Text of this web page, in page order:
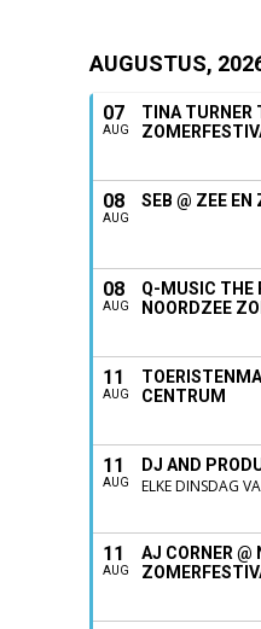
AUGUSTUS,
07
AUG
TINA TURNER
08
AUG
SEB @ ZEE EN
08
AUG
Q-MUSIC THE
NOORDZEE
11
AUG
CENTRUM
11
AUG
DJ AND
ELKE DINSDAG
11
AUG
AJ CORNER @